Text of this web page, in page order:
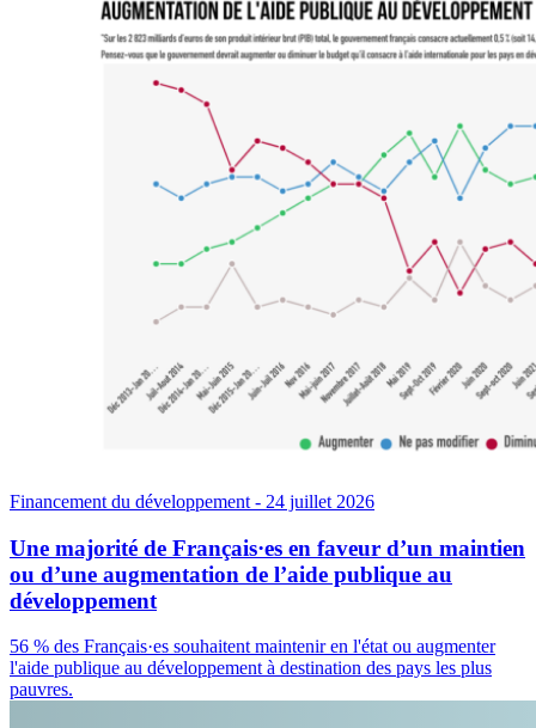
Financement du développement - 24 juillet 2026
Une majorité de Français·es en faveur d’un maintien
ou d’une augmentation de l’aide publique au
développement
56 % des Français·es souhaitent maintenir en l'état ou augmenter
l'aide publique au développement à destination des pays les plus
pauvres.